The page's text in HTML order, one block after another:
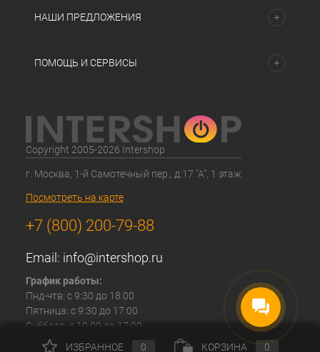
НАШИ ПРЕДЛОЖЕНИЯ
ПОМОЩЬ И СЕРВИСЫ
Copyright 2005-2026 Intershop
г. Москва, 1-й Самотечный пер., д.17 "А", 1 этаж
Посмотреть на карте
+7 (800) 200-79-88
Email: info@intershop.ru
График работы:
Пнд-чтв: с 9:30 до 18:00
Пятница: с 9:30 до 17:00
Суббота: с 10:00 до 17:00
Воскресение: Выходной
ИЗБРАННОЕ 0 КОРЗИНА 0